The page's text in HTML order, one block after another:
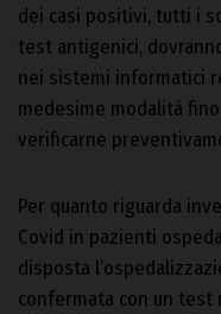
dei casi positivi, tutti i
test antigenici,
nei sistemi informatici
medesime modalità
verificarne
Per quanto riguarda
Covid in pazienti
disposta
confermata con un test